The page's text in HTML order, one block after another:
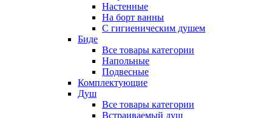
Настенные
На борт ванны
С гигиеническим душем
Биде
Все товары категории
Напольные
Подвесные
Комплектующие
Душ
Все товары категории
Встраиваемый душ